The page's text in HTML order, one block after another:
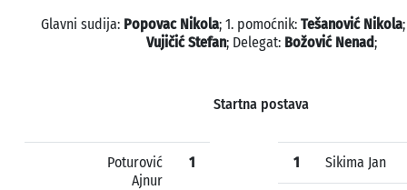
Glavni sudija: Popovac Nikola; 1. pomoćnik: Tešanović Nikola
Vujičić Stefan; Delegat: Božović Nenad;
Startna postava
Poturović
Ajnur
1 1 Sikima Jan